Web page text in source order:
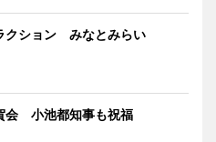
クション みなとみらい
会 小池都知事も祝福